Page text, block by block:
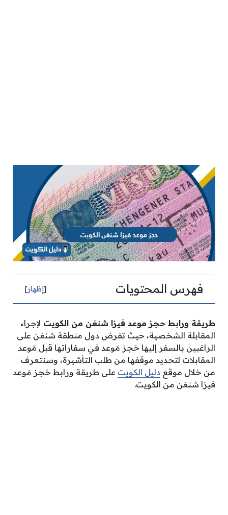
فهرس المحتويات [إظهار]
طريقة ورابط حجز موعد فيزا شنغن من الكويت لإجراء
المقابلة الشخصية، حيث تفرض دول منطقة شنغن على
الراغبين بالسفر إليها حَجز مَوعد في سفاراتها قبل مَوعد
المقابلات لتحديد موقفها من طلب التأشيرة، وسنتعرف
من خلال موقع دليل الكويت على طريقة ورابط حَجز مَوعد
فيزا شنغن من الكويت.